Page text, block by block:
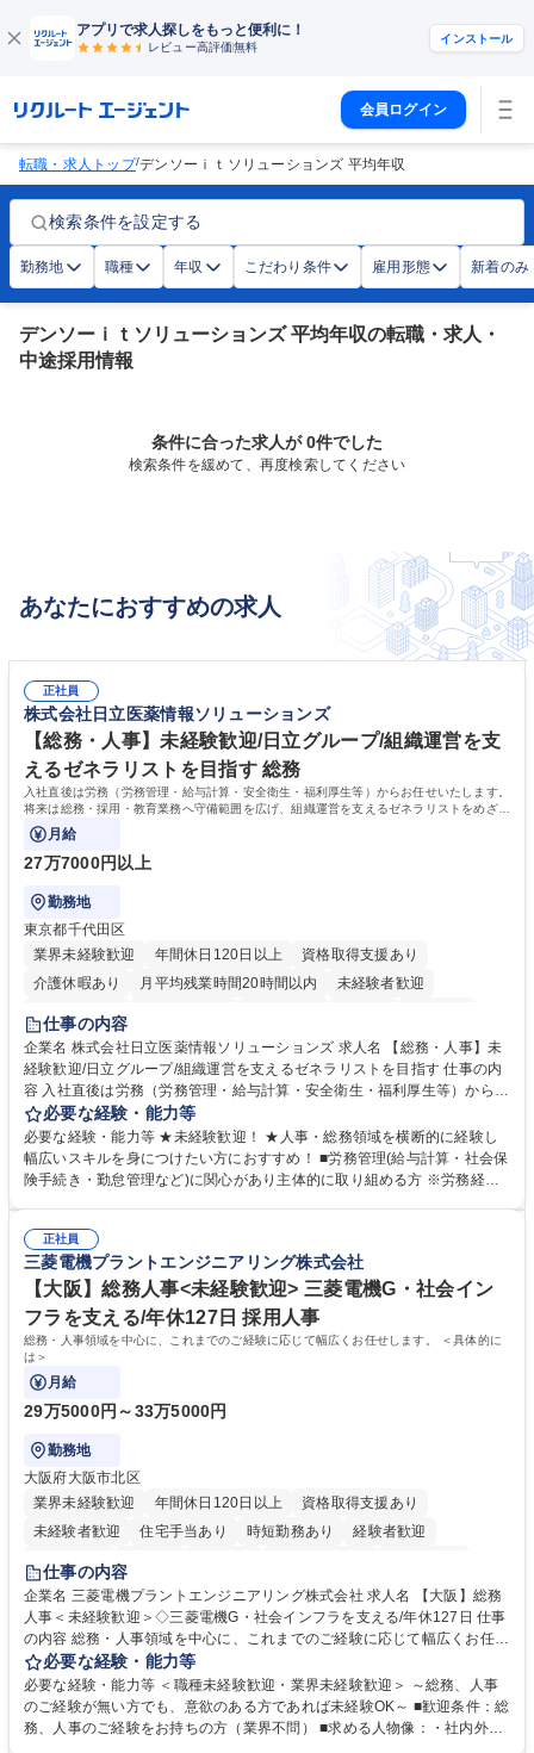
アプリで求人探しをもっと便利に！
レビュー高評価無料
インストール
会員ログイン
転職・求人トップ/デンソーｉｔソリューションズ 平均年収
検索条件を設定する
勤務地 職種 年収 こだわり条件 雇用形態 新着のみ
デンソーｉｔソリューションズ 平均年収の転職・求人・
中途採用情報
条件に合った求人が 0件でした
検索条件を緩めて、再度検索してください
あなたにおすすめの求人
正社員
株式会社日立医薬情報ソリューションズ
【総務・人事】未経験歓迎/日立グループ/組織運営を支
えるゼネラリストを目指す 総務
入社直後は労務（労務管理・給与計算・安全衛生・福利厚生等）からお任せいたします。
将来は総務・採用・教育業務へ守備範囲を広げ、組織運営を支えるゼネラリストをめざせ
ます。
月給
27万7000円以上
勤務地
東京都千代田区
業界未経験歓迎
年間休日120日以上
資格取得支援あり
介護休暇あり
月平均残業時間20時間以内
未経験者歓迎
住宅手当あり
育休あり
完全週休2日制 交通費支給 土日祝休み 寮・社宅あり
仕事の内容
企業名 株式会社日立医薬情報ソリューションズ 求人名 【総務・人事】未
経験歓迎/日立グループ/組織運営を支えるゼネラリストを目指す 仕事の内
容 入社直後は労務（労務管理・給与計算・安全衛生・福利厚生等）からお
任せいたします。将来は総務・採用・教育業務へ守備範囲を広げ、組織運
営を支えるゼネラリストをめざせます。 ・初期業務：労働時間管理、給与
計算、社会保険対応、福利厚生管理、安全衛生、健康経営推進等をお任せ
します。ご経験に応じて、休職者管理など、幅広く経験を積んでいただき
幅広く経験を積みたい意欲がある方に最適な環境です。 募集職種 【総
務・人事】未経験歓迎/日立グループ/組織運営を支えるゼネラリストを目
指す
必要な経験・能力等
必要な経験・能力等 ★未経験歓迎！ ★人事・総務領域を横断的に経験し
幅広いスキルを身につけたい方におすすめ！ ■労務管理(給与計算・社会保
険手続き・勤怠管理など)に関心があり主体的に取り組める方 ※労務経験
のご経験 ■労務管理（給与計算・社会保険手続き・勤怠管理など）の経験
■衛生管理者の資格をお持ちの方 学歴・資格 学歴：大学院 大学 高専 短大
専修学校 高校 語学力： 資格：
正社員
三菱電機プラントエンジニアリング株式会社
【大阪】総務人事<未経験歓迎> 三菱電機G・社会イン
フラを支える/年休127日 採用人事
総務・人事領域を中心に、これまでのご経験に応じて幅広くお任せします。 ＜具体的に
は＞
月給
29万5000円～33万5000円
勤務地
大阪府大阪市北区
業界未経験歓迎
年間休日120日以上
資格取得支援あり
未経験者歓迎
住宅手当あり 時短勤務あり
経験者歓迎
退職金あり
駅近5分以内
土日祝休み 服装自由 寮・社宅あり 食事補助あり
仕事の内容
企業名 三菱電機プラントエンジニアリング株式会社 求人名 【大阪】総務
人事＜未経験歓迎＞◇三菱電機G・社会インフラを支える/年休127日 仕事
の内容 総務・人事領域を中心に、これまでのご経験に応じて幅広くお任せ
します。 ＜具体的には＞ ・総務/人事労務（給与・社保・勤怠管理など）
・採用・教育研修 ・福利厚生運用 など ※基本的には事務所勤務ですが、
採用や教育等の業務内容により、関西圏以外への日帰り・宿泊を伴う国内
出張もございます。 ※担当業務を持ちつつ、お互いに助け合いながら、総
必要な経験・能力等
必要な経験・能力等 ＜職種未経験歓迎・業界未経験歓迎＞ ～総務、人事
のご経験が無い方でも、意欲のある方であれば未経験OK～ ■歓迎条件：総
務、人事のご経験をお持ちの方（業界不問） ■求める人物像：・社内外の